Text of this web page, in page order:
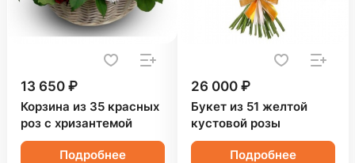
13 650 ₽
Корзина из 35 красных
роз с хризантемой
Подробнее
26 000 ₽
Букет из 51 желтой
кустовой розы
Подробнее